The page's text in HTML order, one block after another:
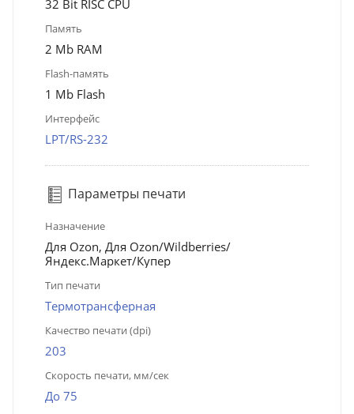
32 Bit RISC CPU
Память
2 Mb RAM
Flash-память
1 Mb Flash
Интерфейс
LPT/RS-232
Параметры печати
Назначение
Для Ozon, Для Ozon/Wildberries/
Яндекс.Маркет/Купер
Тип печати
Термотрансферная
Качество печати (dpi)
203
Скорость печати, мм/сек
До 75